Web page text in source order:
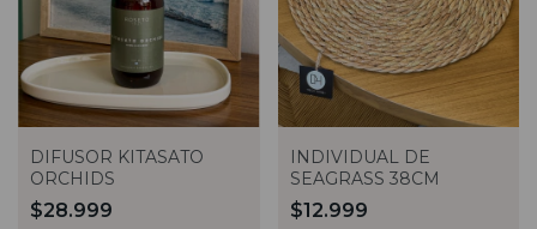
DIFUSOR KITASATO
ORCHIDS
$28.999
INDIVIDUAL DE
SEAGRASS 38CM
$12.999